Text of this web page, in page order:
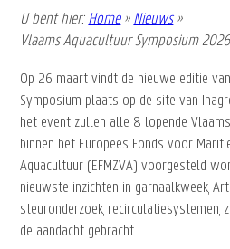
gaan
Kruimelpad
U bent hier: Home » Nieuws »
Vlaams Aquacultuur Symposium 2026
Op 26 maart vindt de nieuwe editie
Symposium plaats op de site van
het event zullen alle 8 lopende
binnen het Europees Fonds voor
Aquacultuur (EFMZVA) voorgesteld
nieuwste inzichten in garnaalkweek,
steuronderzoek, recirculatiesystemen,
de aandacht gebracht.